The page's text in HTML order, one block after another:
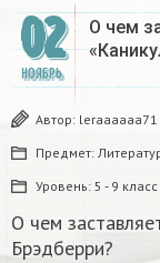
02
НОЯБРЬ
О чем
Автор: leraaaaaa71
Предмет:
Уровень: 5 - 9 класс
О чем
Брэдберри?​